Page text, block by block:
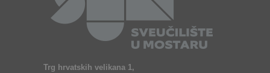
Trg hrvatskih velikana 1,